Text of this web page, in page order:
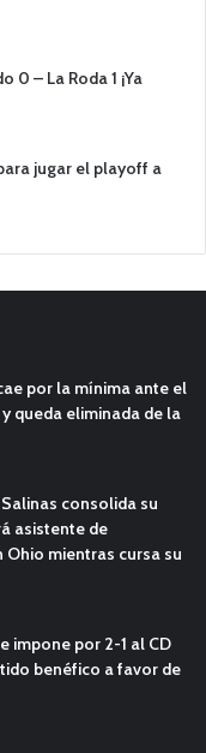
0 – La Roda 1 ¡Ya
jugar el playoff a
por la mínima ante el
queda eliminada de la
consolida su
asistente de
mientras cursa su
impone por 2-1 al CD
benéfico a favor de